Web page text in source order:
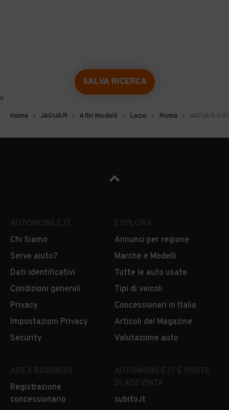
SALVA RICERCA
0
Home JAGUAR Altri Modelli Lazio Roma JAGUAR
Chi Siamo
Serve aiuto?
Dati identificativi
Condizioni generali
Privacy
Impostazioni Privacy
Security
Annunci per regione
Marche e Modelli
Tutte le auto usate
Tipi di veicoli
Concessionari in Italia
Articoli del Magazine
Valutazione auto
Registrazione
concessionario
subito.it